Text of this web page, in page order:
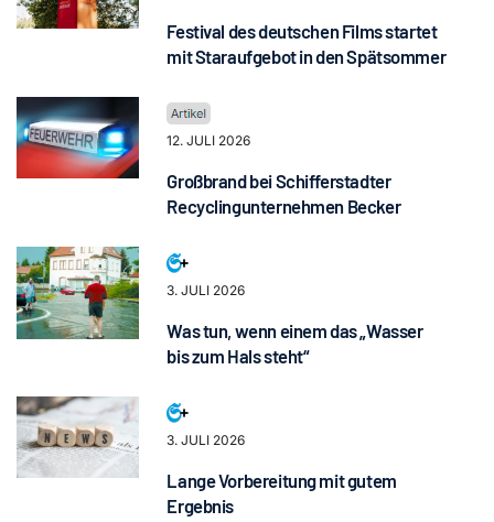
Festival des deutschen Films startet
mit Staraufgebot in den Spätsommer
12. JULI 2026
Großbrand bei Schifferstadter
Recyclingunternehmen Becker
3. JULI 2026
Was tun, wenn einem das „Wasser
bis zum Hals steht“
3. JULI 2026
Lange Vorbereitung mit gutem
Ergebnis